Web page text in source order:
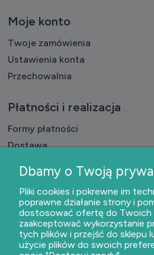
Moje konto
Twoje zamówienia
Ustawienia konta
Przechowalnia
Płatności i realizacja
Formy płatności
Dostawa
O nas
Kontakt i dane firmy
O firmie
Dbamy o Twoją
Pliki cookies i pokrewne im
poprawne działanie strony i
dostosować ofertę do Twoich
zaakceptować wykorzystanie
tych plików i przejść do sklepu
użycie plików do swoich